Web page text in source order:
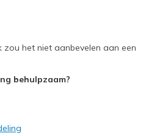
zou het niet aanbevelen aan een
behulpzaam?